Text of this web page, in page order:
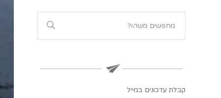
קבלת עדכונים במייל